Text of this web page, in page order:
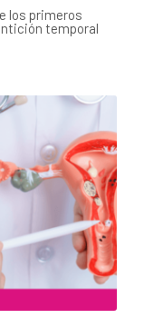
los primeros
temporal